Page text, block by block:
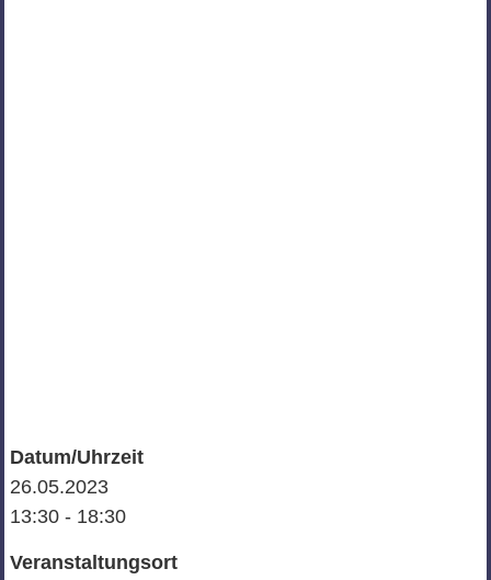
Datum/Uhrzeit
26.05.2023
13:30 - 18:30
Veranstaltungsort